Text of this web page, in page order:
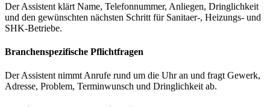
Der Assistent klärt Name, Telefonnummer, Anliegen, Dringlichkeit
und den gewünschten nächsten Schritt für Sanitaer-, Heizungs- und
SHK-Betriebe.
Branchenspezifische Pflichtfragen
Der Assistent nimmt Anrufe rund um die Uhr an und fragt Gewerk,
Adresse, Problem, Terminwunsch und Dringlichkeit ab.